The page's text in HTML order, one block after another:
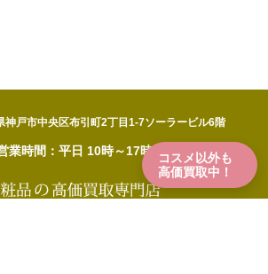
神戸市中央区布引町2丁目1-7ソーラービル6階
業時間：平日 10時～17時
コスメ以外も
高価買取中！